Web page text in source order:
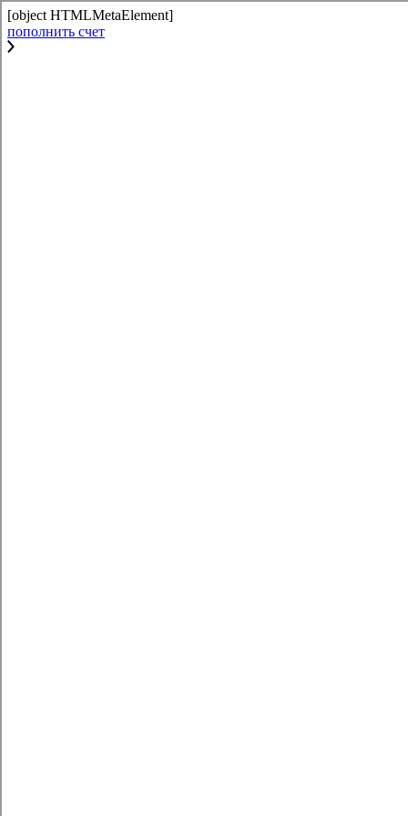
[object HTMLMetaElement]
пополнить счет